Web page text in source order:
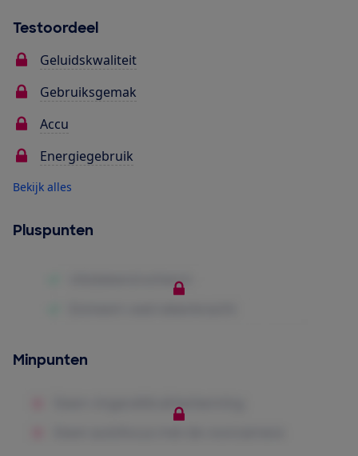
Testoordeel
Geluidskwaliteit
Gebruiksgemak
Accu
Energiegebruik
Bekijk alles
Pluspunten
Minpunten